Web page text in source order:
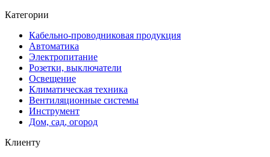
Категории
Кабельно-проводниковая продукция
Автоматика
Электропитание
Розетки, выключатели
Освещение
Климатическая техника
Вентиляционные системы
Инструмент
Дом, сад, огород
Клиенту